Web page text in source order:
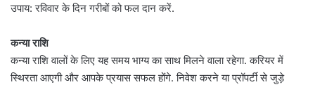
उपाय: रविवार के दिन गरीबों को फल दान करें.
कन्या राशि
कन्या राशि वालों के लिए यह समय भाग्य का साथ मिलने वाला रहेगा. करियर में
स्थिरता आएगी और आपके प्रयास सफल होंगे. निवेश करने या प्रॉपर्टी से जुड़े